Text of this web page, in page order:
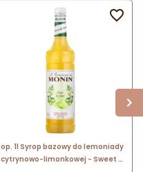
op. 1l Syrop bazowy do lemoniady
cytrynowo-limonkowej - Sweet &
